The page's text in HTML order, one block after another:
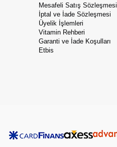
Mesafeli Satış Sözleşmesi
İptal ve İade Sözleşmesi
Üyelik İşlemleri
Vitamin Rehberi
Garanti ve İade Koşulları
Etbis